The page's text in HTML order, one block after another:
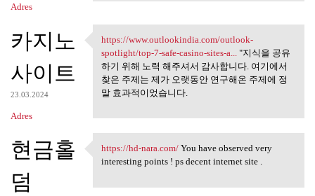
Adres
카지노
사이트
23.03.2024
Adres
https://www.outlookindia.com
https://www.outlookindia.com/outlook-
spotlight/top-7-safe-casino-sites-a...
"지식을 공유
하기 위해 노력 해주셔서 감사합니다. 여기에서
찾은 주제는 제가 오랫동안 연구해온 주제에 정
말 효과적이었습니다.
현금홀
덤
https://hd-nara.com/ You have
https://hd-nara.com/You have observed very
interesting points ! ps decent internet site .